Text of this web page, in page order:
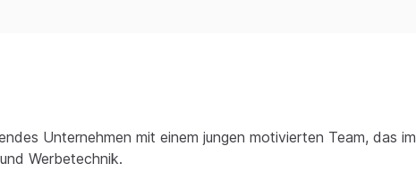
Unternehmen mit einem jungen motivierten Team, das im
Werbetechnik.